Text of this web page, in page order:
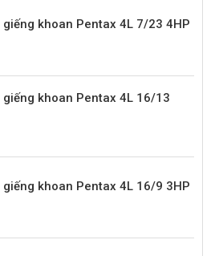
giếng khoan Pentax 4L 7/23 4HP
giếng khoan Pentax 4L 16/13
giếng khoan Pentax 4L 16/9 3HP